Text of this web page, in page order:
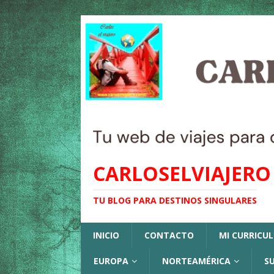
CARLOSELVIAJERO
TU BLOG PARA DESTINOS SINGULARES
INICIO CONTACTO MI
EUROPA NORTEAMÉRICA